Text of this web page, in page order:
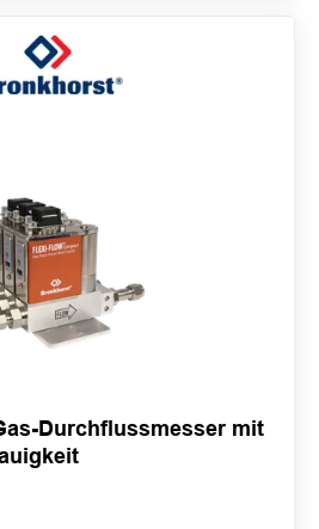
Durchflussmesser mit